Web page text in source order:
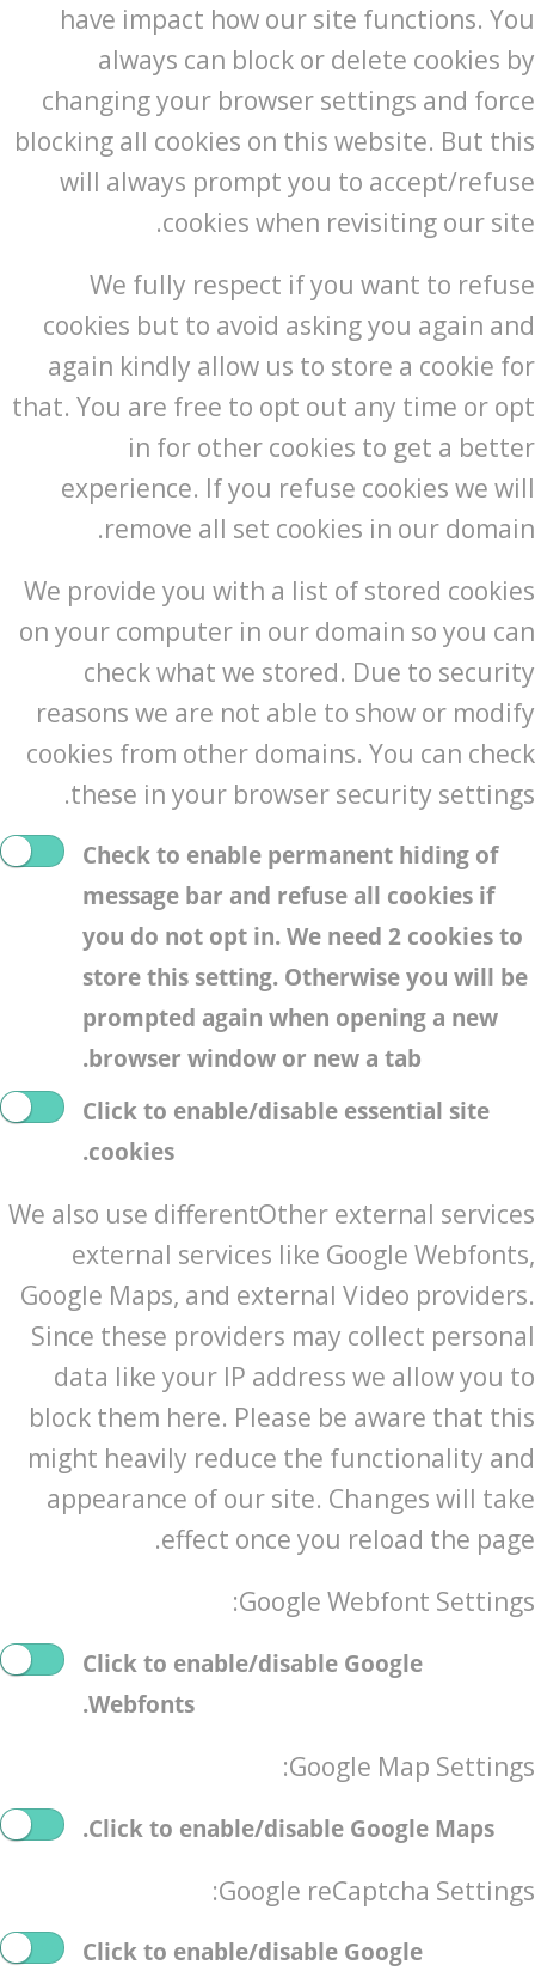
have impact how our site functions. You
always can block or delete cookies by
changing your browser settings and force
blocking all cookies on this website. But this
will always prompt you to accept/refuse
cookies when revisiting our site.
We fully respect if you want to refuse
cookies but to avoid asking you again and
again kindly allow us to store a cookie for
that. You are free to opt out any time or opt
in for other cookies to get a better
experience. If you refuse cookies we will
remove all set cookies in our domain.
We provide you with a list of stored cookies
on your computer in our domain so you can
check what we stored. Due to security
reasons we are not able to show or modify
cookies from other domains. You can check
these in your browser security settings.
Check to enable permanent hiding of
message bar and refuse all cookies if
you do not opt in. We need 2 cookies to
store this setting. Otherwise you will be
prompted again when opening a new
browser window or new a tab.
Click to enable/disable essential site
cookies.
Other external services
We also use different
external services like Google Webfonts,
Google Maps, and external Video providers.
Since these providers may collect personal
data like your IP address we allow you to
block them here. Please be aware that this
might heavily reduce the functionality and
appearance of our site. Changes will take
effect once you reload the page.
Google Webfont Settings:
Click to enable/disable Google
Webfonts.
Google Map Settings:
Click to enable/disable Google Maps.
Google reCaptcha Settings:
Click to enable/disable Google